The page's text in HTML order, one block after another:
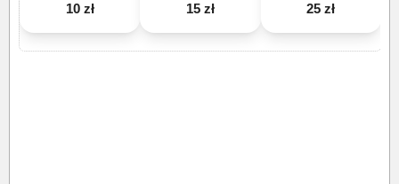
10 zł 15 zł 25 zł